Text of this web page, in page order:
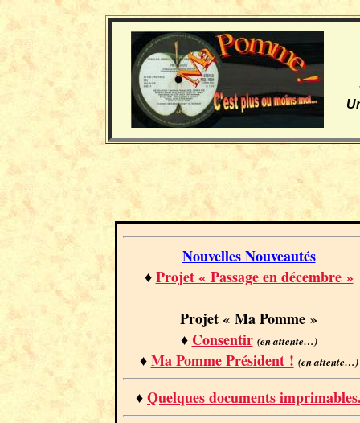
Nouvelles Nouveautés
♦Projet « Passage en décembre »
Projet « Ma Pomme »
♦ Consentir (en attente…)
♦Ma Pomme Président ! (en attente…)
♦Quelques documents